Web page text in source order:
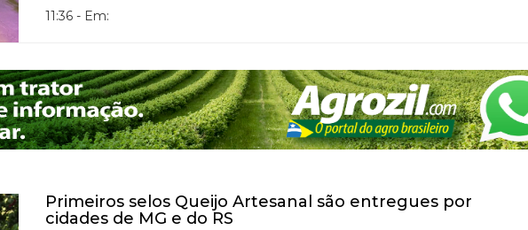
11:36 - Em:
Primeiros selos Queijo Artesanal são entregues por
cidades de MG e do RS